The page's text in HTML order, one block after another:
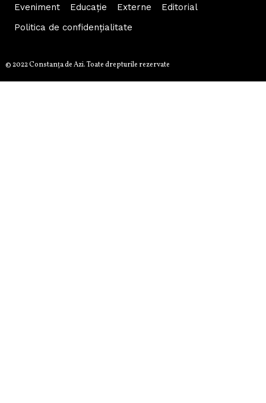
Eveniment
Educaţie Externe
Editorial
Politica de confidențialitate
© 2022 Constanţa de Azi. Toate drepturile rezervate